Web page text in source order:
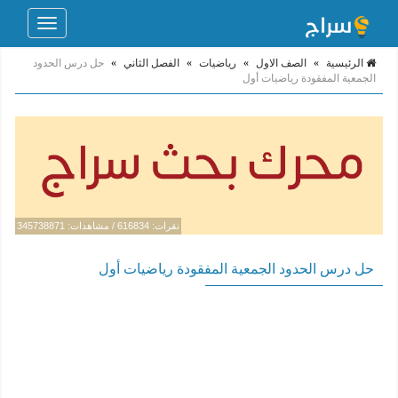
Toggle
الرئيسية » الصف الاول » رياضيات » الفصل الثاني » حل درس الحدود
الجمعية المفقودة رياضيات أول
نقرات: 616834 / مشاهدات: 345738871
حل درس الحدود الجمعية المفقودة رياضيات أول